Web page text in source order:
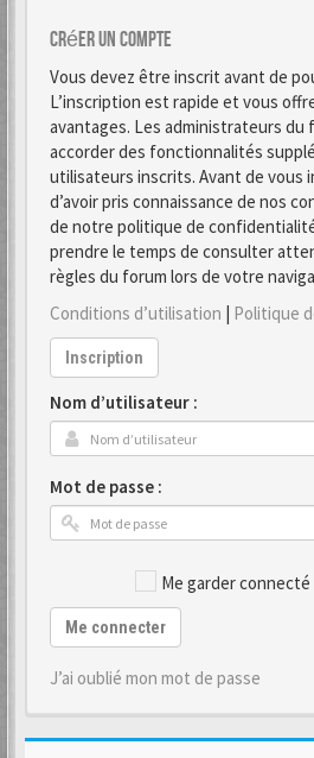
Créer un Compte
Vous devez être inscrit avant de
L’inscription est rapide et vous
avantages. Les administrateurs du
accorder des fonctionnalités
utilisateurs inscrits. Avant de vous
d’avoir pris connaissance de nos
de notre politique de
prendre le temps de consulter
règles du forum lors de votre
Conditions d’utilisation | Politique
Inscription
Nom d’utilisateur :
Mot de passe :
Me garder connecté
Me connecter
J’ai oublié mon mot de passe